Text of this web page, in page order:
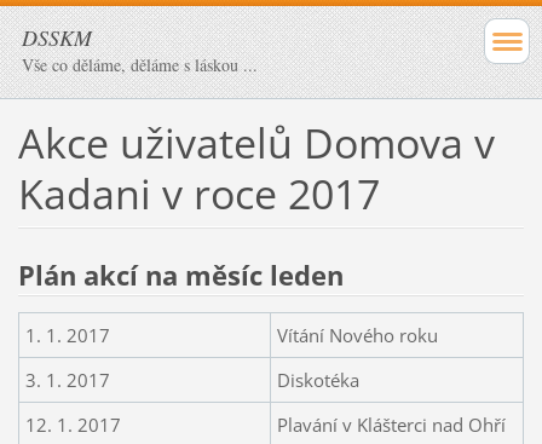
DSSKM
Vše co děláme, děláme s láskou ...
Akce uživatelů Domova v
Kadani v roce 2017
Plán akcí na měsíc leden
1. 1. 2017
Vítání Nového roku
3. 1. 2017
Diskotéka
12. 1. 2017
Plavání v Klášterci nad Ohří